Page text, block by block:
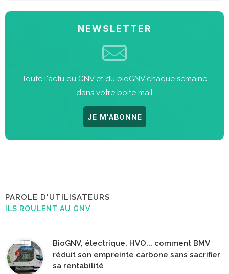
NEWSLETTER
Toute l'actu du GNV et du bioGNV chaque semaine
dans votre boite mail
JE M'ABONNE
PAROLE D'UTILISATEURS
ILS ROULENT AU GNV
BioGNV, électrique, HVO... comment BMV
réduit son empreinte carbone sans sacrifier
sa rentabilité